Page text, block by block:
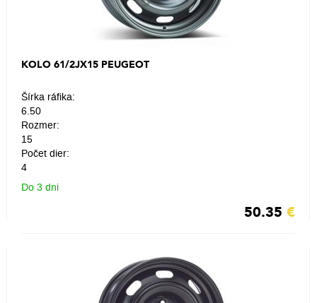
KOLO 61/2JX15 PEUGEOT
Šírka ráfika:
6.50
Rozmer:
15
Počet dier:
4
Do 3 dni
50.35 €